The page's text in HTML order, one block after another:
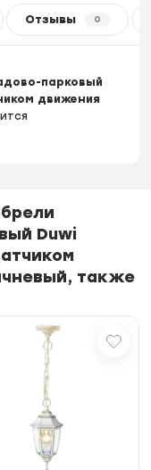
Отзывы 0
парковый
движения
Duwi
также